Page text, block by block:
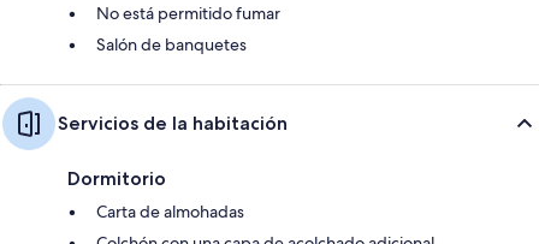
No está permitido fumar
Salón de banquetes
Servicios de la habitación
Dormitorio
Carta de almohadas